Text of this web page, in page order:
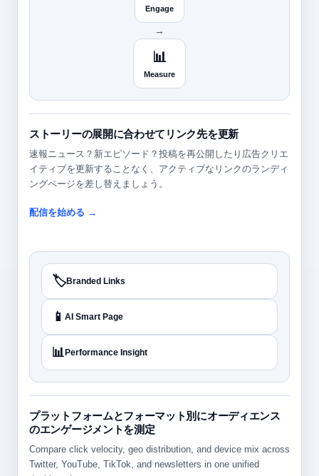
Engage
→
📊
Measure
ストーリーの展開に合わせてリンク先を更新
速報ニュース？新エピソード？投稿を再公開したり広告クリエ
イティブを更新することなく、アクティブなリンクのランディ
ングページを差し替えましょう。
配信を始める →
🏷️Branded Links
📱 AI Smart Page
📊 Performance Insight
プラットフォームとフォーマット別にオーディエンス
のエンゲージメントを測定
Compare click velocity, geo distribution, and device mix across
Twitter, YouTube, TikTok, and newsletters in one unified